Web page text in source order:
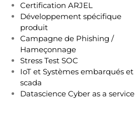
Certification ARJEL
Développement spécifique
produit
Campagne de Phishing /
Hameçonnage
Stress Test SOC
IoT et Systèmes embarqués et
scada
Datascience Cyber as a service